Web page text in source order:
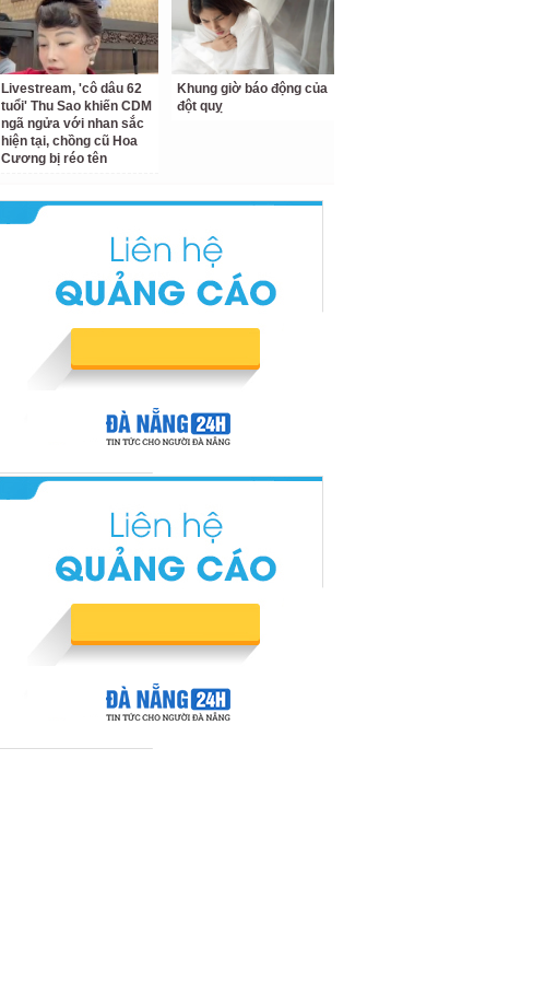
Livestream, 'cô dâu 62
tuổi' Thu Sao khiến CDM
ngã ngửa với nhan sắc
hiện tại, chồng cũ Hoa
Cương bị réo tên
Khung giờ báo động của
đột quỵ